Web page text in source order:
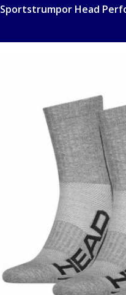
Sportstrumpor Head